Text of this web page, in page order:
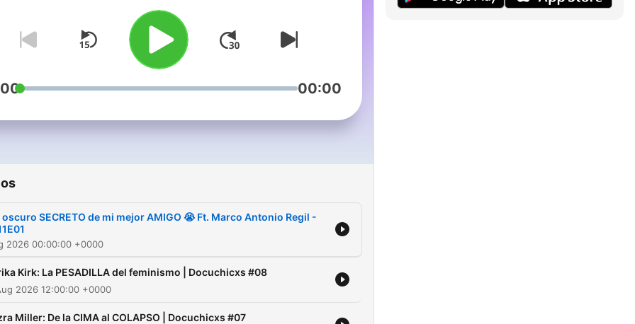
que acomódate, prepárate
unas palomitas 🍿, ponte tu
mascarilla favorita 💅🏼, que
vamos a leer y comentar los
internet 🫰🏼! 👉🏼 Capítulos
Jueves a las 6pm 👈🏼
00:00
oscuro SECRETO de mi mejor AMIGO 😭 Ft. Marco Antonio Regil -
2026 00:00:00 +0000
Kirk: La PESADILLA del feminismo | Docuchicxs #08
2026 12:00:00 +0000
Miller: De la CIMA al COLAPSO | Docuchicxs #07